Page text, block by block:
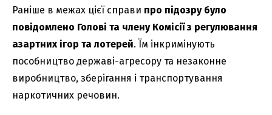
Раніше в межах цієї справи про підозру було
повідомлено Голові та члену Комісії з регулювання
азартних ігор та лотерей. Їм інкримінують
пособництво державі-агресору та незаконне
виробництво, зберігання і транспортування
наркотичних речовин.